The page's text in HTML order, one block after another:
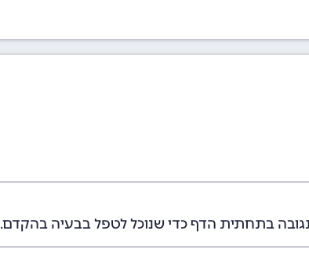
בתחתית הדף כדי שנוכל לטפל בבעיה בהקדם.